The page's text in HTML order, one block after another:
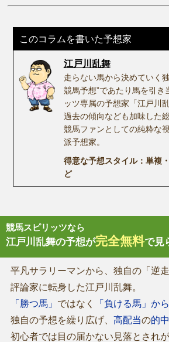
このコラムを書いた予想家
江戸川乱舞
走らない馬から決めていく
競馬予想”であたり馬を引き
ッツ専属の予想家「江戸川乱
過去の傾向なども加味した
競馬ファンとしての純粋な
派予想家。
得意な予想スタイル：単複
ど
競馬スピリッツなら
江戸川乱舞の予想が完全無料で見
平凡サラリーマンから、独自の「逆
評論家に転身した江戸川乱舞。
「勝つ馬」 ではなく 「負ける馬」か
独自の予想を繰り広げ、 高配当の的
初心者では目の届かない見落とされ